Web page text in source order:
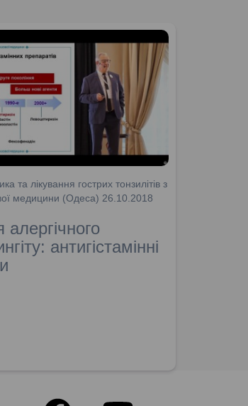
та лікування гострих тонзилітів з
медицини (Одеса) 26.10.2018
алергічного
антигістамінні